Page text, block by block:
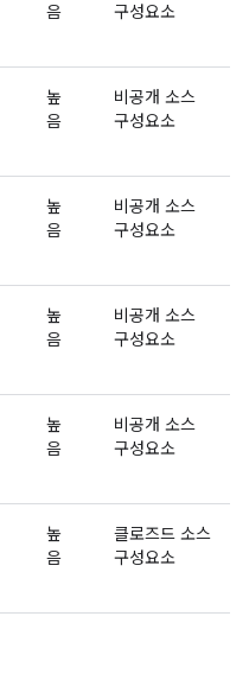
음
구성요소
높
음
비공개 소스
구성요소
높
음
비공개 소스
구성요소
높
음
비공개 소스
구성요소
높
음
비공개 소스
구성요소
높
음
클로즈드 소스
구성요소